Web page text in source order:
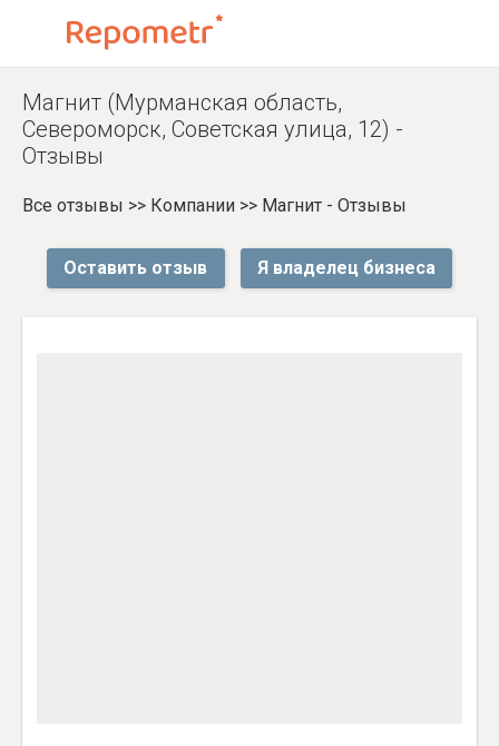
Магнит (Мурманская область,
Североморск, Советская улица, 12) -
Отзывы
Все отзывы >> Компании >> Магнит - Отзывы
Оставить отзыв Я владелец бизнеса